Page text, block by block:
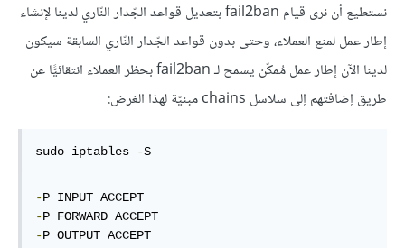
نستطيع أن نرى قيام fail2ban بتعديل قواعد الجّدار النّاري لدينا لإنشاء
إطار عمل لمنع العملاء، وحتى بدون قواعد الجّدار النّاري السابقة سيكون
لدينا الآن إطار عمل مُمكّن يسمح لـ fail2ban بحظر العملاء انتقائيًّا عن
طريق إضافتهم إلى سلاسل chains مبنيّة لهذا الغرض:
sudo iptables -S
-
-
-